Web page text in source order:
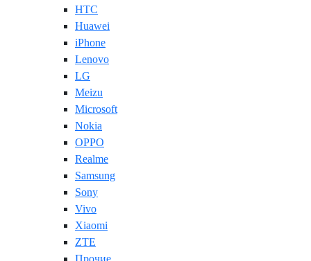
HTC
Huawei
iPhone
Lenovo
LG
Meizu
Microsoft
Nokia
OPPO
Realme
Samsung
Sony
Vivo
Xiaomi
ZTE